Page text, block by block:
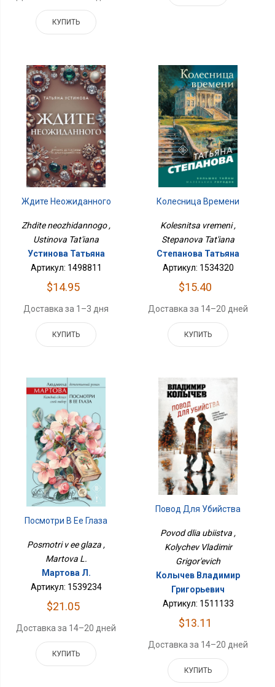
КУПИТЬ
Ждите Неожиданного
Zhdite neozhidannogo ,
Ustinova Tat'iana
Устинова Татьяна
Артикул: 1498811
$14.95
Доставка за 1–3 дня
КУПИТЬ
Колесница Времени
Kolesnitsa vremeni ,
Stepanova Tat'iana
Степанова Татьяна
Артикул: 1534320
$15.40
Доставка за 14–20 дней
КУПИТЬ
Посмотри В Ее Глаза
Posmotri v ee glaza ,
Martova L.
Мартова Л.
Артикул: 1539234
$21.05
Доставка за 14–20 дней
КУПИТЬ
Повод Для Убийства
Povod dlia ubiistva ,
Kolychev Vladimir
Grigor'evich
Колычев Владимир
Григорьевич
Артикул: 1511133
$13.11
Доставка за 14–20 дней
КУПИТЬ